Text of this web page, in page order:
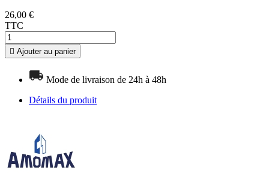
26,00 €
TTC
 Ajouter au panier
Mode de livraison de 24h à 48h
Détails du produit